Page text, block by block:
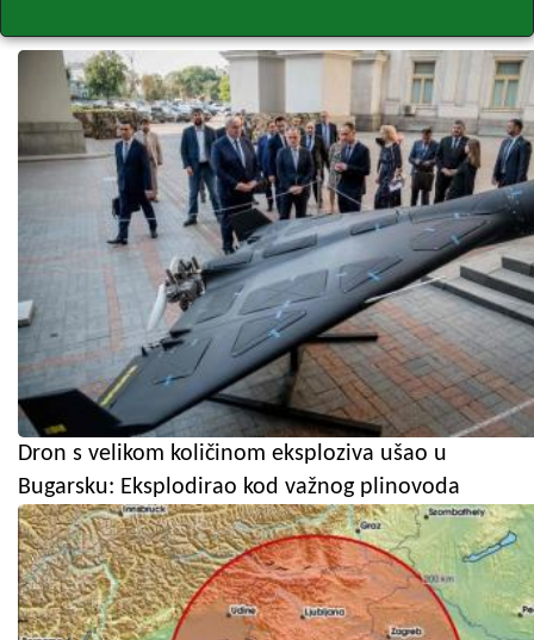
Dron s velikom količinom eksploziva ušao u
Bugarsku: Eksplodirao kod važnog plinovoda